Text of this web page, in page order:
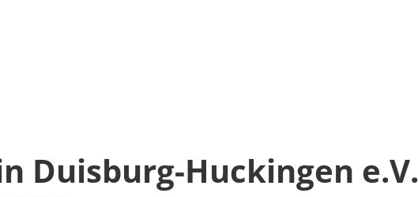
Duisburg-Huckingen e.V.